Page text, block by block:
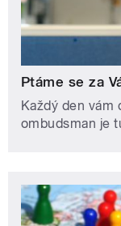
Ptáme se za
Každý den vám
ombudsman je